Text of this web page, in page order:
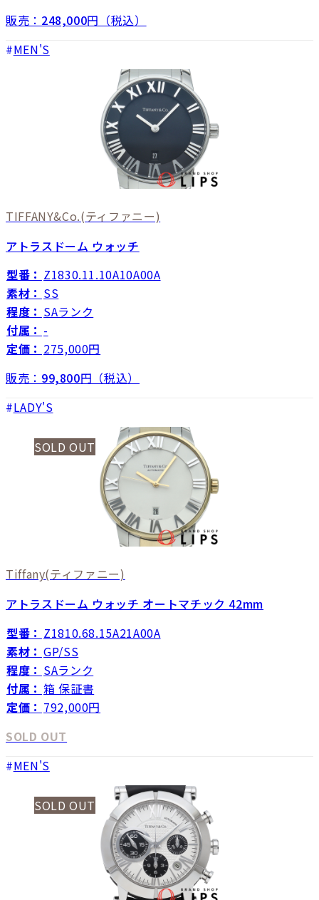
販売： 248,000円（税込）
MEN'S
TIFFANY&Co.(ティファニー)
アトラスドーム ウォッチ
型番： Z1830.11.10A10A00A
素材： SS
程度： SAランク
付属： -
定価： 275,000円
販売： 99,800円（税込）
LADY'S
SOLD OUT
Tiffany(ティファニー)
アトラスドーム ウォッチ オートマチック 42mm
型番： Z1810.68.15A21A00A
素材： GP/SS
程度： SAランク
付属： 箱 保証書
定価： 792,000円
SOLD OUT
MEN'S
SOLD OUT